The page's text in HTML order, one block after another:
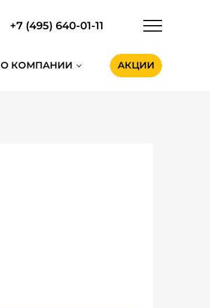
+7 (495) 640-01-11
О КОМПАНИИ АКЦИИ